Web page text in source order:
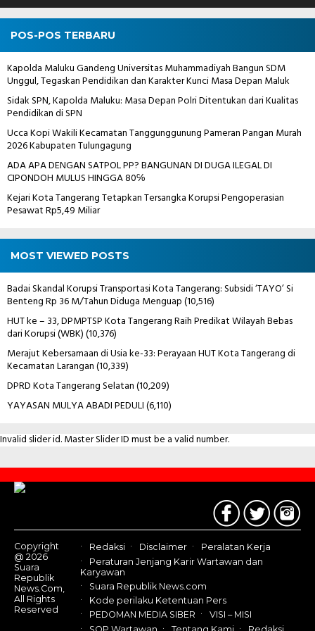
POS-POS TERBARU
Kapolda Maluku Gandeng Universitas Muhammadiyah Bangun SDM
Unggul, Tegaskan Pendidikan dan Karakter Kunci Masa Depan Maluk
Sidak SPN, Kapolda Maluku: Masa Depan Polri Ditentukan dari Kualitas
Pendidikan di SPN
Ucca Kopi Wakili Kecamatan Tanggunggunung Pameran Pangan Murah
2026 Kabupaten Tulungagung
ADA APA DENGAN SATPOL PP? BANGUNAN DI DUGA ILEGAL DI
CIPONDOH MULUS HINGGA 80℅
Kejari Kota Tangerang Tetapkan Tersangka Korupsi Pengoperasian
Pesawat Rp5,49 Miliar
MOST VIEWED POSTS
Badai Skandal Korupsi Transportasi Kota Tangerang: Subsidi ‘TAYO’ Si
Benteng Rp 36 M/Tahun Diduga Menguap(10,516)
HUT ke – 33, DPMPTSP Kota Tangerang Raih Predikat Wilayah Bebas
dari Korupsi (WBK)(10,376)
Merajut Kebersamaan di Usia ke-33: Perayaan HUT Kota Tangerang di
Kecamatan Larangan(10,339)
DPRD Kota Tangerang Selatan(10,209)
YAYASAN MULYA ABADI PEDULI(6,110)
Invalid slider id. Master Slider ID must be a valid number.
Contact
Us
Copyright
@ 2026
Suara
Republik
News.Com,
All Rights
Reserved
Redaksi Disclaimer
Peralatan Kerja
Peraturan Jenjang Karir Wartawan dan
Karyawan
Suara Republik News.com
Kode perilaku Ketentuan Pers
PEDOMAN MEDIA SIBER
VISI – MISI